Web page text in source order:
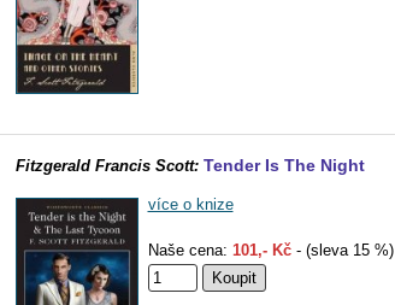
Fitzgerald Francis Scott: Tender Is The Night
více o knize
Naše cena: 101,- Kč- (sleva 15 %)